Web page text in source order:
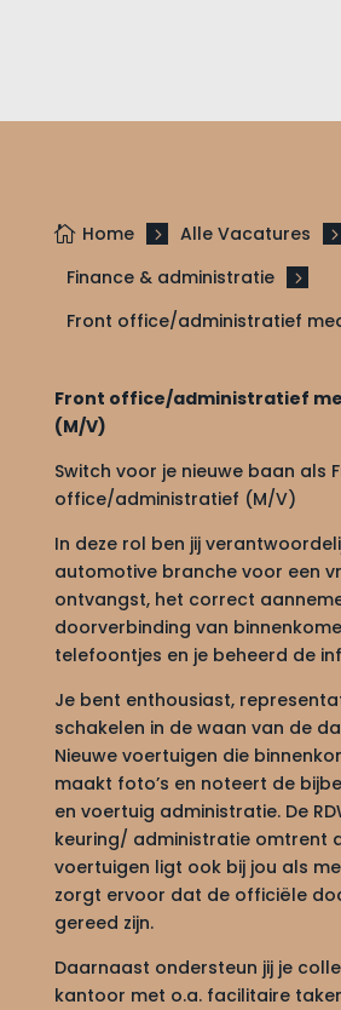
 Home 5 Alle Vacatures 5
Finance & administratie 5
Front office/administratief
Front office/administratief
(M/V)
Switch voor je nieuwe baan als
office/administratief (M/V)
In deze rol ben jij
automotive branche voor een
ontvangst, het correct
doorverbinding van
telefoontjes en je beheerd de
Je bent enthousiast,
schakelen in de waan van de
Nieuwe voertuigen die
maakt foto’s en noteert de
en voertuig administratie. De
keuring/ administratie omtrent
voertuigen ligt ook bij jou als
zorgt ervoor dat de officiële
gereed zijn.
Daarnaast ondersteun jij je
kantoor met o.a. facilitaire